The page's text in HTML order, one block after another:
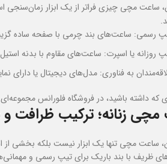
ساعت مچی چیزی فراتر از یک ابزار
رسمی: ساعت‌های بند چرمی با صفحه ساده
روزانه یا اسپرت: ساعت‌های مقاوم با بدنه
به فناوری: مدل‌های دیجیتال یا دارای
که داشته باشید، در فروشگاه فلورانس
زنانه؛ ترکیب
ساعت مچی تنها یک ابزار نیست بلکه بخشی از
ظریف با بند باریک برای تیپ رسمی و